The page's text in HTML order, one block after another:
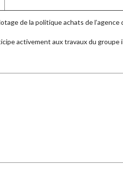
de la politique achats de l’agence
activement aux travaux du groupe